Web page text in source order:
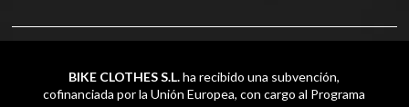
BIKE CLOTHES S.L.ha recibido una subvención,
cofinanciada por la Unión Europea, con cargo al Programa